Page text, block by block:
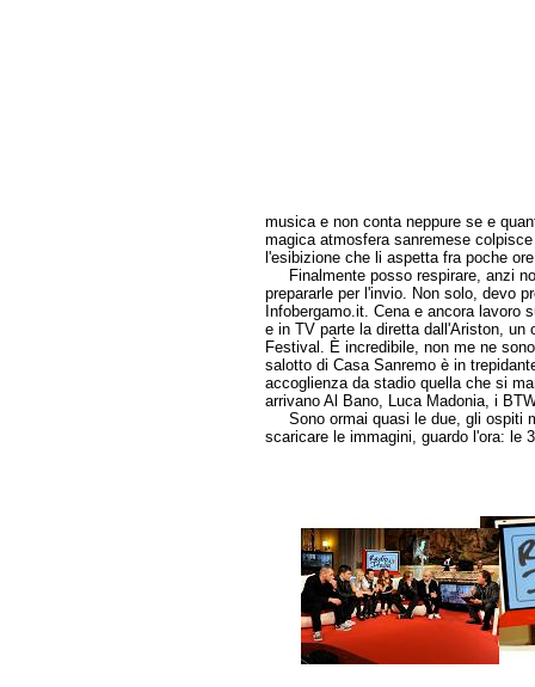
musica e non conta neppure se e
magica atmosfera sanremese
l'esibizione che li aspetta fra poche
Finalmente posso respirare, anzi
prepararle per l'invio. Non solo, devo
Infobergamo.it. Cena e ancora lavoro
e in TV parte la diretta dall'Ariston, un
Festival. È incredibile, non me ne
salotto di Casa Sanremo è in
accoglienza da stadio quella che si
arrivano Al Bano, Luca Madonia, i
Sono ormai quasi le due, gli ospiti
scaricare le immagini, guardo l'ora: le